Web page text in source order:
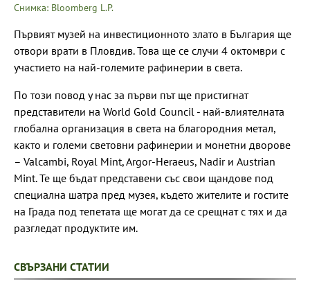
Снимка: Bloomberg L.P.
Първият музей на инвестиционното злато в България ще
отвори врати в Пловдив. Това ще се случи 4 октомври с
участието на най-големите рафинерии в света.
По този повод у нас за първи път ще пристигнат
представители на World Gold Council - най-влиятелната
глобална организация в света на благородния метал,
както и големи световни рафинерии и монетни дворове
– Valcambi, Royal Mint, Argor-Heraeus, Nadir и Austrian
Mint. Те ще бъдат представени със свои щандове под
специална шатра пред музея, където жителите и гостите
на Града под тепетата ще могат да се срещнат с тях и да
разгледат продуктите им.
СВЪРЗАНИ СТАТИИ